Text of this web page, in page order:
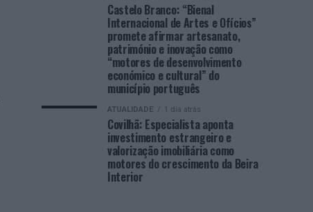
Castelo Branco: “Bienal
Internacional de Artes e Ofícios”
promete afirmar artesanato,
património e inovação como
“motores de desenvolvimento
económico e cultural” do
município português
ATUALIDADE 1 dia atrás
Covilhã: Especialista aponta
investimento estrangeiro e
valorização imobiliária como
motores do crescimento da Beira
Interior